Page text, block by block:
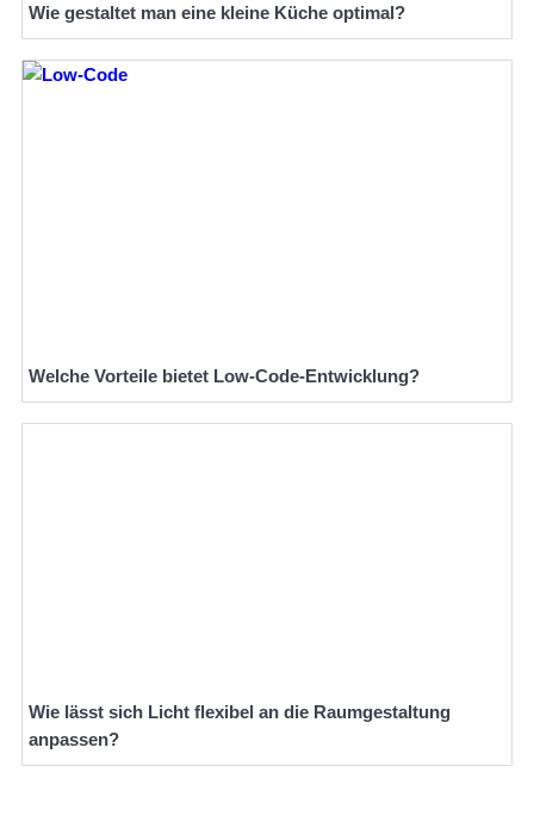
Wie gestaltet man eine kleine Küche optimal?
Welche Vorteile bietet Low-Code-Entwicklung?
Wie lässt sich Licht flexibel an die Raumgestaltung
anpassen?